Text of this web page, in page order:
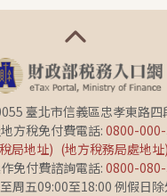
臺北市信義區忠孝東路四
方稅免付費電話: 0800-000-
局地址) (地方稅務局處地址)
免付費諮詢電話:0800-
周五09:00至18:00 例假日除